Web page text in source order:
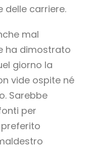
delle carriere.
mal
ha dimostrato
giorno la
vide ospite né
Sarebbe
per